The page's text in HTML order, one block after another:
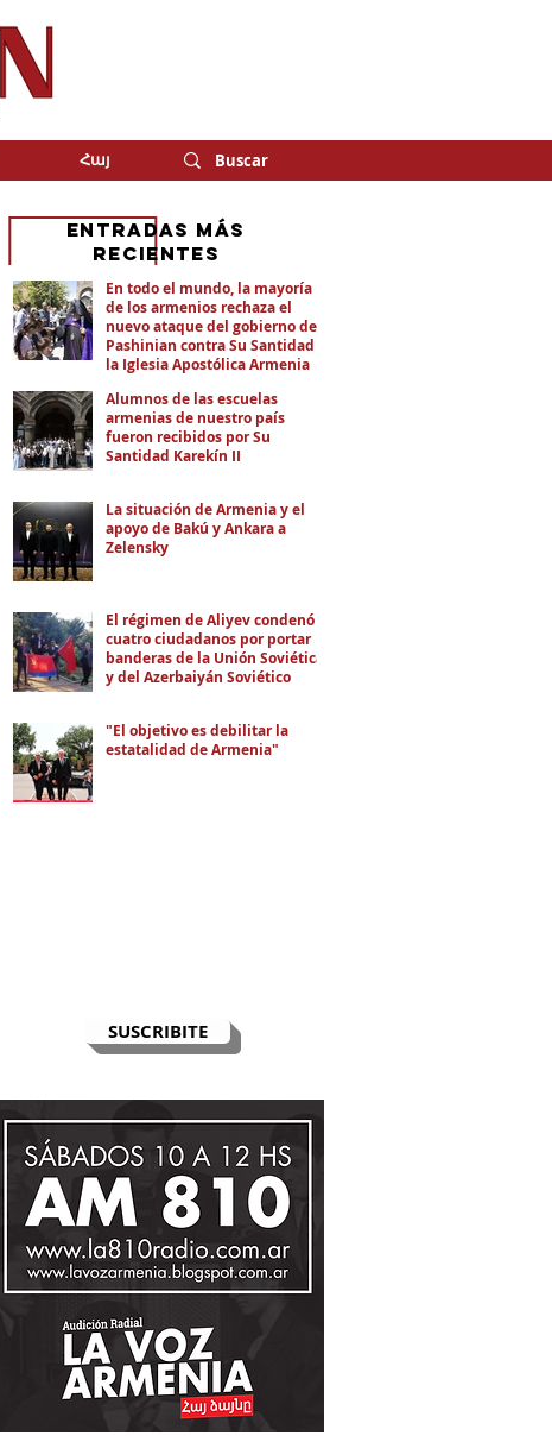
Հայ
SUSCRIBITE
En todo el mundo, la mayoría
de los armenios rechaza el
nuevo ataque del gobierno de
Pashinian contra Su Santidad y
la Iglesia Apostólica Armenia
Alumnos de las escuelas
armenias de nuestro país
fueron recibidos por Su
Santidad Karekín II
La situación de Armenia y el
apoyo de Bakú y Ankara a
Zelensky
El régimen de Aliyev condenó a
cuatro ciudadanos por portar
banderas de la Unión Soviética
y del Azerbaiyán Soviético
"El objetivo es debilitar la
estatalidad de Armenia"
eNTRADAS MÁS
RECIENTES